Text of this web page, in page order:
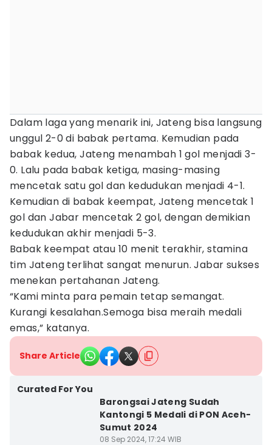
Dalam laga yang menarik ini, Jateng bisa langsung
unggul 2-0 di babak pertama. Kemudian pada
babak kedua, Jateng menambah 1 gol menjadi 3-
0. Lalu pada babak ketiga, masing-masing
mencetak satu gol dan kedudukan menjadi 4-1.
Kemudian di babak keempat, Jateng mencetak 1
gol dan Jabar mencetak 2 gol, dengan demikian
kedudukan akhir menjadi 5-3.
Babak keempat atau 10 menit terakhir, stamina
tim Jateng terlihat sangat menurun. Jabar sukses
menekan pertahanan Jateng.
“Kami minta para pemain tetap semangat.
Kurangi kesalahan.Semoga bisa meraih medali
emas,” katanya.
Share Article
Curated For You
Barongsai Jateng Sudah
Kantongi 5 Medali di PON Aceh-
Sumut 2024
08 Sep 2024, 17:24 WIB